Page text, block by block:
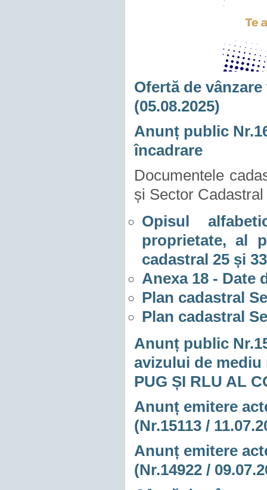
Ofertă de
(05.08.2025)
Anunț public
încadrare
Documentele
și Sector Cadastral
Opisul
proprietate, al
cadastral 25 și 33
Anexa 18 - Date
Plan cadastral
Plan cadastral
Anunț public
avizului de mediu
PUG ȘI RLU AL
Anunț emitere
(Nr.15113 /
Anunț emitere
(Nr.14922 /